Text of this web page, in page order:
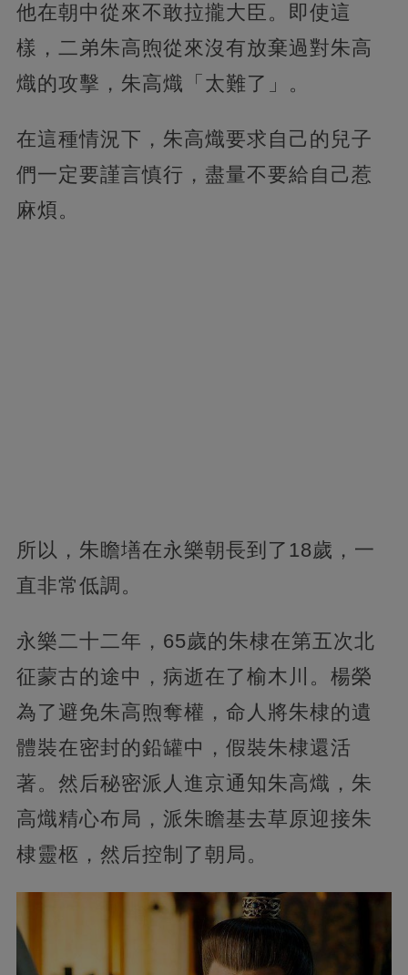
他在朝中從來不敢拉攏大臣。即使這
樣，二弟朱高煦從來沒有放棄過對朱高
熾的攻擊，朱高熾「太難了」。
在這種情況下，朱高熾要求自己的兒子
們一定要謹言慎行，盡量不要給自己惹
麻煩。
所以，朱瞻墡在永樂朝長到了18歲，一
直非常低調。
永樂二十二年，65歲的朱棣在第五次北
征蒙古的途中，病逝在了榆木川。楊榮
為了避免朱高煦奪權，命人將朱棣的遺
體裝在密封的鉛罐中，假裝朱棣還活
著。然后秘密派人進京通知朱高熾，朱
高熾精心布局，派朱瞻基去草原迎接朱
棣靈柩，然后控制了朝局。